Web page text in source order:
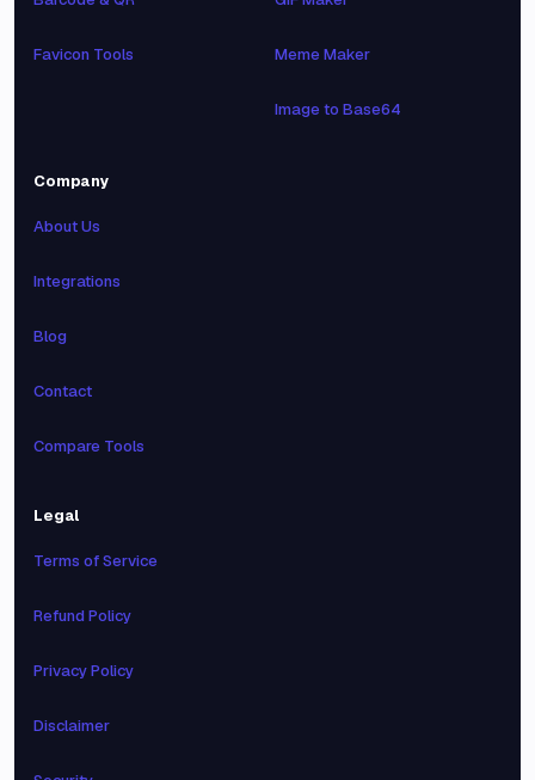
Favicon Tools Meme Maker
Image to Base64
Company
About Us
Integrations
Blog
Contact
Compare Tools
Legal
Terms of Service
Refund Policy
Privacy Policy
Disclaimer